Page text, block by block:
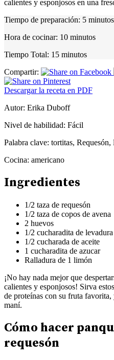
calientes y esponjosos en una
Tiempo de preparación: 5 minutos
Hora de cocinar: 10 minutos
Tiempo Total: 15 minutos
Compartir:
Descargar la receta en PDF
Autor: Erika Duboff
Nivel de habilidad: Fácil
Palabra clave: tortitas, Requesón,
Cocina: americano
Ingredientes
1/2 taza de requesón
1/2 taza de copos de avena
2 huevos
1/2 cucharadita de
1/2 cucharada de aceite
1 cucharadita de azucar
Ralladura de 1 limón
¡No hay nada mejor que
calientes y esponjosos! Sirva
de proteínas con su fruta
maní.
Cómo hacer
requesón